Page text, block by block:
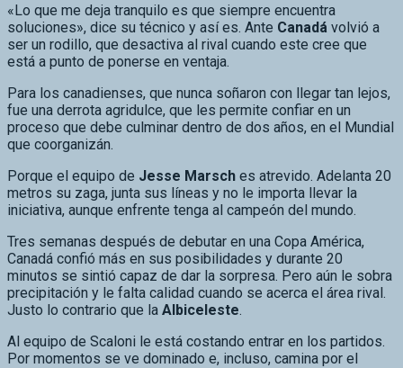
ser un rodillo, que desactiva al rival cuando este cree que
está a punto de ponerse en ventaja.
Para los canadienses, que nunca soñaron con llegar tan lejos,
proceso que debe culminar dentro de dos años, en el Mundial
que coorganizán.
Porque el equipo de
iniciativa, aunque enfrente tenga al campeón del mundo.
Tres semanas después de debutar en una Copa América,
minutos se sintió capaz de dar la sorpresa. Pero aún le sobra
precipitación y le falta calidad cuando se acerca el área rival.
Justo lo contrario que laAlbiceleste.
Al equipo de Scaloni le está costando entrar en los partidos.
alambre, pero siempre acaba decantando la balanza por su
gran calidad.